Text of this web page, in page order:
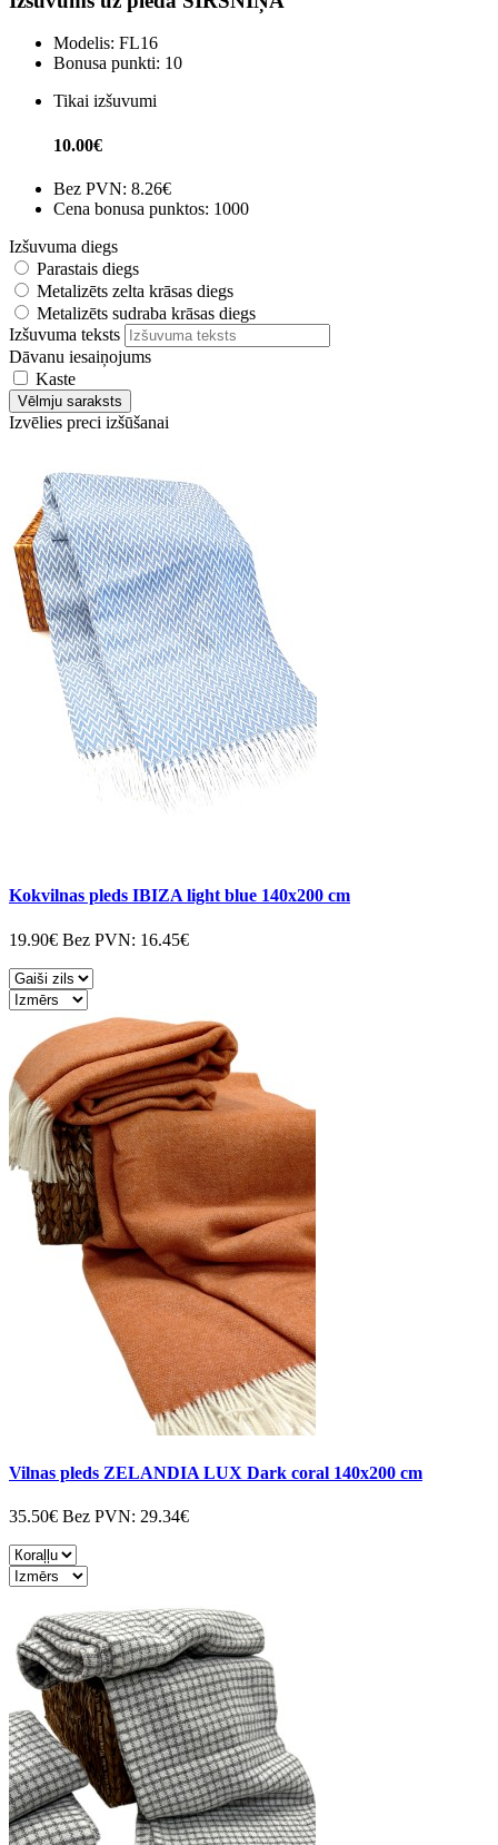
Modelis: FL16
Bonusa punkti: 10
Tikai izšuvumi
10.00€
Bez PVN: 8.26€
Cena bonusa punktos: 1000
Izšuvuma diegs
Parastais diegs
Metalizēts zelta krāsas diegs
Metalizēts sudraba krāsas diegs
Izšuvuma teksts
Dāvanu iesaiņojums
Kaste
Vēlmju saraksts
Izvēlies preci izšūšanai
Kokvilnas pleds IBIZA light blue 140x200 cm
19.90€ Bez PVN: 16.45€
Vilnas pleds ZELANDIA LUX Dark coral 140x200 cm
35.50€ Bez PVN: 29.34€